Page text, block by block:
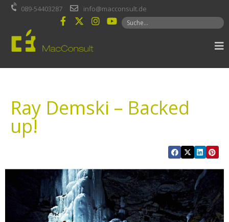
springen089-54403287 info@macconsult.de
Ray Demski – Backed
up!